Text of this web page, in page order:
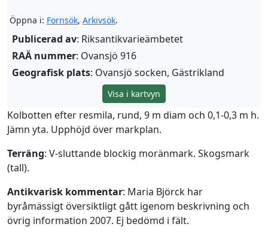
Öppna i: Fornsök, Arkivsök.
Publicerad av: Riksantikvarieämbetet
RAÄ nummer: Ovansjö 916
Geografisk plats: Ovansjö socken, Gästrikland
Visa i kartvyn
Kolbotten efter resmila, rund, 9 m diam och 0,1-0,3 m h.
Jämn yta. Upphöjd över markplan.
Terräng: V-sluttande blockig moränmark. Skogsmark
(tall).
Antikvarisk kommentar: Maria Björck har
byråmässigt översiktligt gått igenom beskrivning och
övrig information 2007. Ej bedömd i fält.